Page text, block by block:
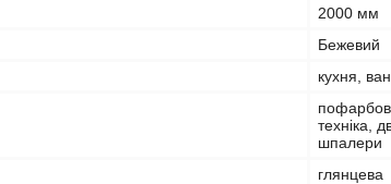
2000 мм
Бежевий
кухня,
техніка,
шпалери
глянцева